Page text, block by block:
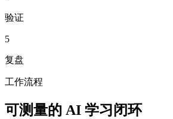
验证
5
复盘
工作流程
可测量的 AI 学习闭环